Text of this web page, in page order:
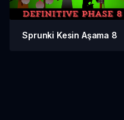
Sprunki Kesin Aşama 8